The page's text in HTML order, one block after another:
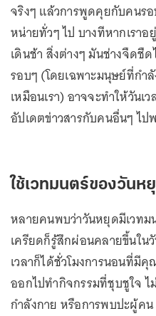
จริงๆ แล้วการพูดคุยกับคนร
หน่ายทั่วๆ ไป บางทีหากเราอ
เดินช้า สิ่งต่างๆ มันช่างจืดชื
รอบๆ (โดยเฉพาะมนุษย์ที่กำ
เหมือนเรา) อาจจะทำให้วันเ
อัปเดตข่าวสารกับคนอื่นๆ ไ
ใช้เวทมนตร์ของวันห
หลายคนพบว่าวันหยุดมีเวท
เครียดก็รู้สึกผ่อนคลายขึ้นใ
เวลาก็ได้ชั่วโมงการนอนที่มี
ออกไปทำกิจกรรมที่ชุบชูใจ
กำลังกาย หรือการพบปะผู้คน